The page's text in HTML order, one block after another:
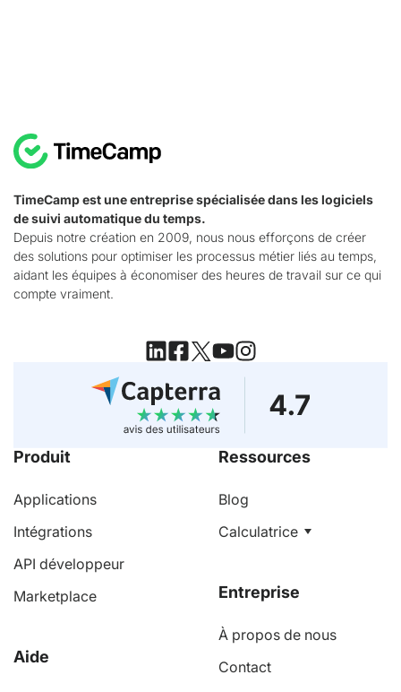
TimeCamp est une entreprise spécialisée dans les logiciels
de suivi automatique du temps.
Depuis notre création en 2009, nous nous efforçons de créer
des solutions pour optimiser les processus métier liés au temps,
aidant les équipes à économiser des heures de travail sur ce qui
compte vraiment.
Produit
Applications
Intégrations
API développeur
Marketplace
Aide
Ressources
Blog
Calculatrice
Entreprise
À propos de nous
Contact